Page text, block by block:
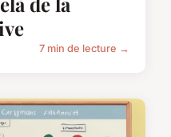
7 min de lecture →